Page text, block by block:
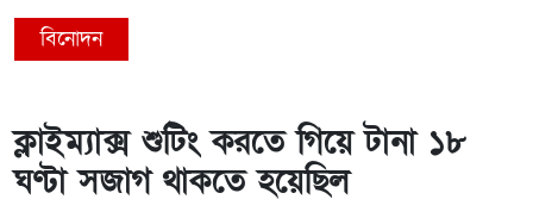
বিনোদন
ক্লাইম্যাক্স শুটিং করতে গিয়ে টানা ১৮
ঘণ্টা সজাগ থাকতে হয়েছিল